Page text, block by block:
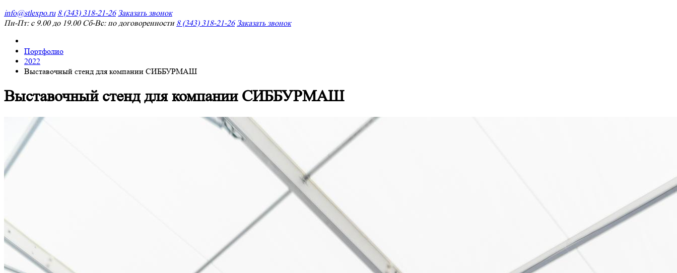
info@stlexpo.ru 8 (343) 318-21-26 Заказать звонок
Пн-Пт: с 9.00 до 19.00 Сб-Вс: по договоренности 8 (343) 318-21-26 Заказать звонок
Портфолио
2022
Выставочный стенд для компании СИББУРМАШ
Выставочный стенд для компании СИББУРМАШ